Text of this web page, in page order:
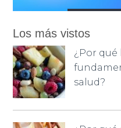
Los más vistos
¿Por qué
salud?